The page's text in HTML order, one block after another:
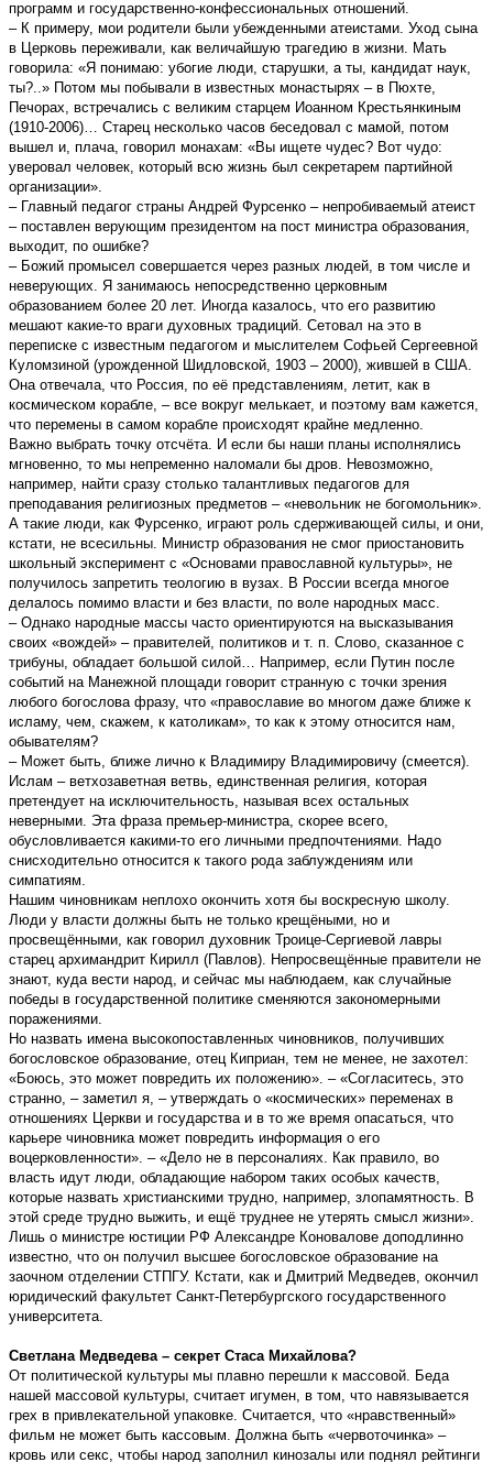
программ и государственно-конфессиональных отношений.
– К примеру, мои родители были убежденными атеистами. Уход сына
в Церковь переживали, как величайшую трагедию в жизни. Мать
говорила: «Я понимаю: убогие люди, старушки, а ты, кандидат наук,
ты?..» Потом мы побывали в известных монастырях – в Пюхте,
Печорах, встречались с великим старцем Иоанном Крестьянкиным
(1910-2006)… Старец несколько часов беседовал с мамой, потом
вышел и, плача, говорил монахам: «Вы ищете чудес? Вот чудо:
уверовал человек, который всю жизнь был секретарем партийной
организации».
– Главный педагог страны Андрей Фурсенко – непробиваемый атеист
– поставлен верующим президентом на пост министра образования,
выходит, по ошибке?
– Божий промысел совершается через разных людей, в том числе и
неверующих. Я занимаюсь непосредственно церковным
образованием более 20 лет. Иногда казалось, что его развитию
мешают какие-то враги духовных традиций. Сетовал на это в
переписке с известным педагогом и мыслителем Софьей Сергеевной
Куломзиной (урожденной Шидловской, 1903 – 2000), жившей в США.
Она отвечала, что Россия, по её представлениям, летит, как в
космическом корабле, – все вокруг мелькает, и поэтому вам кажется,
что перемены в самом корабле происходят крайне медленно.
Важно выбрать точку отсчёта. И если бы наши планы исполнялись
мгновенно, то мы непременно наломали бы дров. Невозможно,
например, найти сразу столько талантливых педагогов для
преподавания религиозных предметов – «невольник не богомольник».
А такие люди, как Фурсенко, играют роль сдерживающей силы, и они,
кстати, не всесильны. Министр образования не смог приостановить
школьный эксперимент с «Основами православной культуры», не
получилось запретить теологию в вузах. В России всегда многое
делалось помимо власти и без власти, по воле народных масс.
– Однако народные массы часто ориентируются на высказывания
своих «вождей» – правителей, политиков и т. п. Слово, сказанное с
трибуны, обладает большой силой… Например, если Путин после
событий на Манежной площади говорит странную с точки зрения
любого богослова фразу, что «православие во многом даже ближе к
исламу, чем, скажем, к католикам», то как к этому относится нам,
обывателям?
– Может быть, ближе лично к Владимиру Владимировичу (смеется).
Ислам – ветхозаветная ветвь, единственная религия, которая
претендует на исключительность, называя всех остальных
неверными. Эта фраза премьер-министра, скорее всего,
обусловливается какими-то его личными предпочтениями. Надо
снисходительно относится к такого рода заблуждениям или
симпатиям.
Нашим чиновникам неплохо окончить хотя бы воскресную школу.
Люди у власти должны быть не только крещёными, но и
просвещёнными, как говорил духовник Троице-Сергиевой лавры
старец архимандрит Кирилл (Павлов). Непросвещённые правители не
знают, куда вести народ, и сейчас мы наблюдаем, как случайные
победы в государственной политике сменяются закономерными
поражениями.
Но назвать имена высокопоставленных чиновников, получивших
богословское образование, отец Киприан, тем не менее, не захотел:
«Боюсь, это может повредить их положению». – «Согласитесь, это
странно, – заметил я, – утверждать о «космических» переменах в
отношениях Церкви и государства и в то же время опасаться, что
карьере чиновника может повредить информация о его
воцерковленности». – «Дело не в персоналиях. Как правило, во
власть идут люди, обладающие набором таких особых качеств,
которые назвать христианскими трудно, например, злопамятность. В
этой среде трудно выжить, и ещё труднее не утерять смысл жизни».
Лишь о министре юстиции РФ Александре Коновалове доподлинно
известно, что он получил высшее богословское образование на
заочном отделении СТПГУ. Кстати, как и Дмитрий Медведев, окончил
юридический факультет Санкт-Петербургского государственного
университета.
Светлана Медведева – секрет Стаса Михайлова?
От политической культуры мы плавно перешли к массовой. Беда
нашей массовой культуры, считает игумен, в том, что навязывается
грех в привлекательной упаковке. Считается, что «нравственный»
фильм не может быть кассовым. Должна быть «червоточинка» –
кровь или секс, чтобы народ заполнил кинозалы или поднял рейтинги